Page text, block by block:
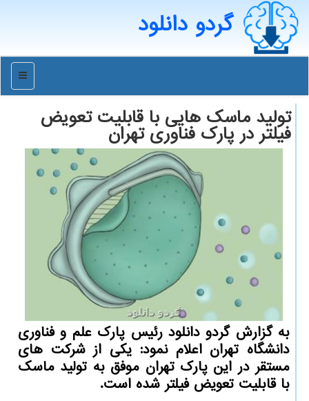
گردو دانلود
منو
تولید ماسك هایی با قابلیت تعویض
فیلتر در پارك فناوری تهران
به گزارش گردو دانلود رئیس پارك علم و فناوری
دانشگاه تهران اعلام نمود: یكی از شركت های
مستقر در این پارك تهران موفق به تولید ماسك
با قابلیت تعویض فیلتر شده است.